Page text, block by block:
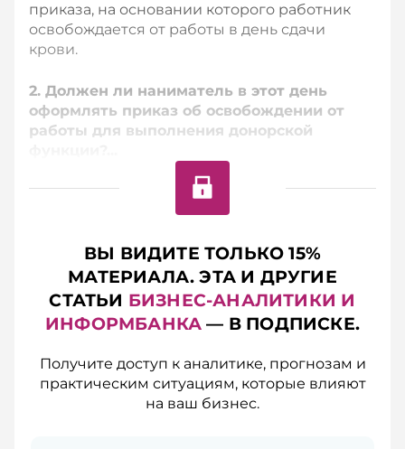
приказа, на основании которого работник
освобождается от работы в день сдачи
крови.
2. Должен ли наниматель в этот день
оформлять приказ об освобождении от
работы для выполнения донорской
ВЫ ВИДИТЕ ТОЛЬКО 15%
МАТЕРИАЛА. ЭТА И ДРУГИЕ
СТАТЬИ БИЗНЕС-АНАЛИТИКИ И
ИНФОРМБАНКА — В ПОДПИСКЕ.
Получите доступ к аналитике, прогнозам и
практическим ситуациям, которые влияют
на ваш бизнес.